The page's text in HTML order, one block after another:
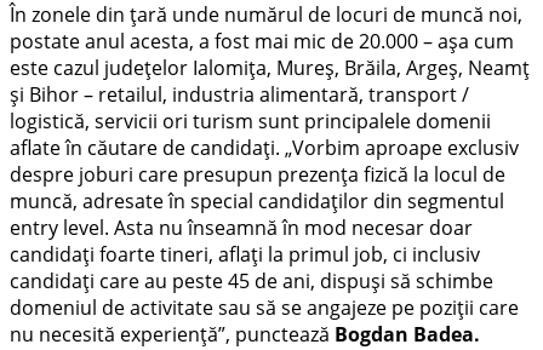
În zonele din țară unde numărul de locuri de muncă noi,
postate anul acesta, a fost mai mic de 20.000 – așa cum
este cazul județelor Ialomița, Mureș, Brăila, Argeș, Neamț
și Bihor – retailul, industria alimentară, transport /
logistică, servicii ori turism sunt principalele domenii
aflate în căutare de candidați. „Vorbim aproape exclusiv
despre joburi care presupun prezența fizică la locul de
muncă, adresate în special candidaților din segmentul
entry level. Asta nu înseamnă în mod necesar doar
candidați foarte tineri, aflați la primul job, ci inclusiv
candidați care au peste 45 de ani, dispuși să schimbe
domeniul de activitate sau să se angajeze pe poziții care
nu necesită experiență”, punctează Bogdan Badea.